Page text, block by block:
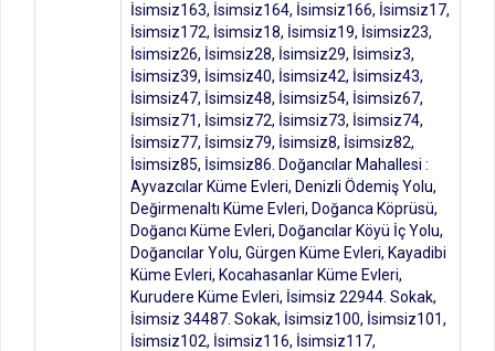
İsimsiz163, İsimsiz164, İsimsiz166, İsimsiz17,
İsimsiz172, İsimsiz18, İsimsiz19, İsimsiz23,
İsimsiz26, İsimsiz28, İsimsiz29, İsimsiz3,
İsimsiz39, İsimsiz40, İsimsiz42, İsimsiz43,
İsimsiz47, İsimsiz48, İsimsiz54, İsimsiz67,
İsimsiz71, İsimsiz72, İsimsiz73, İsimsiz74,
İsimsiz77, İsimsiz79, İsimsiz8, İsimsiz82,
İsimsiz85, İsimsiz86. Doğancılar Mahallesi :
Ayvazcılar Küme Evleri, Denizli Ödemiş Yolu,
Değirmenaltı Küme Evleri, Doğanca Köprüsü,
Doğancı Küme Evleri, Doğancılar Köyü İç Yolu,
Doğancılar Yolu, Gürgen Küme Evleri, Kayadibi
Küme Evleri, Kocahasanlar Küme Evleri,
Kurudere Küme Evleri, İsimsiz 22944. Sokak,
İsimsiz 34487. Sokak, İsimsiz100, İsimsiz101,
İsimsiz102, İsimsiz116, İsimsiz117,